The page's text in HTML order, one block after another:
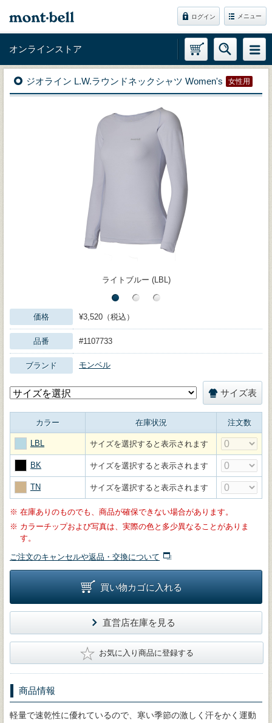
ログイン メニュー
オンラインストア
ジオライン L.W.ラウンドネックシャツ Women's 女性用
ライトブルー (LBL)
価格 ¥3,520（税込）
品番 #1107733
ブランド モンベル
サイズ表
カラー 在庫状況 注文数
LBL サイズを選択すると表示されます
BK サイズを選択すると表示されます
TN サイズを選択すると表示されます
※ 在庫ありのものでも、商品が確保できない場合があります。
※ カラーチップおよび写真は、実際の色と多少異なることがありま
す。
ご注文のキャンセルや返品・交換について
買い物カゴに入れる
直営店在庫を見る
★ お気に入り商品に登録する
商品情報
軽量で速乾性に優れているので、寒い季節の激しく汗をかく運動